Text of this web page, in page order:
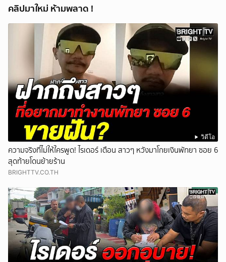
คลิปมาใหม่ ห้ามพลาด !
วิดีโอ
ความจริงที่ไม่ให้ใครพูด! ไรเดอร์ เตือน สาวๆ หวังมาโกยเงินพัทยา ซอย 6
สุดท้ายโดนย้ายร้าน
BRIGHTTV.CO.TH